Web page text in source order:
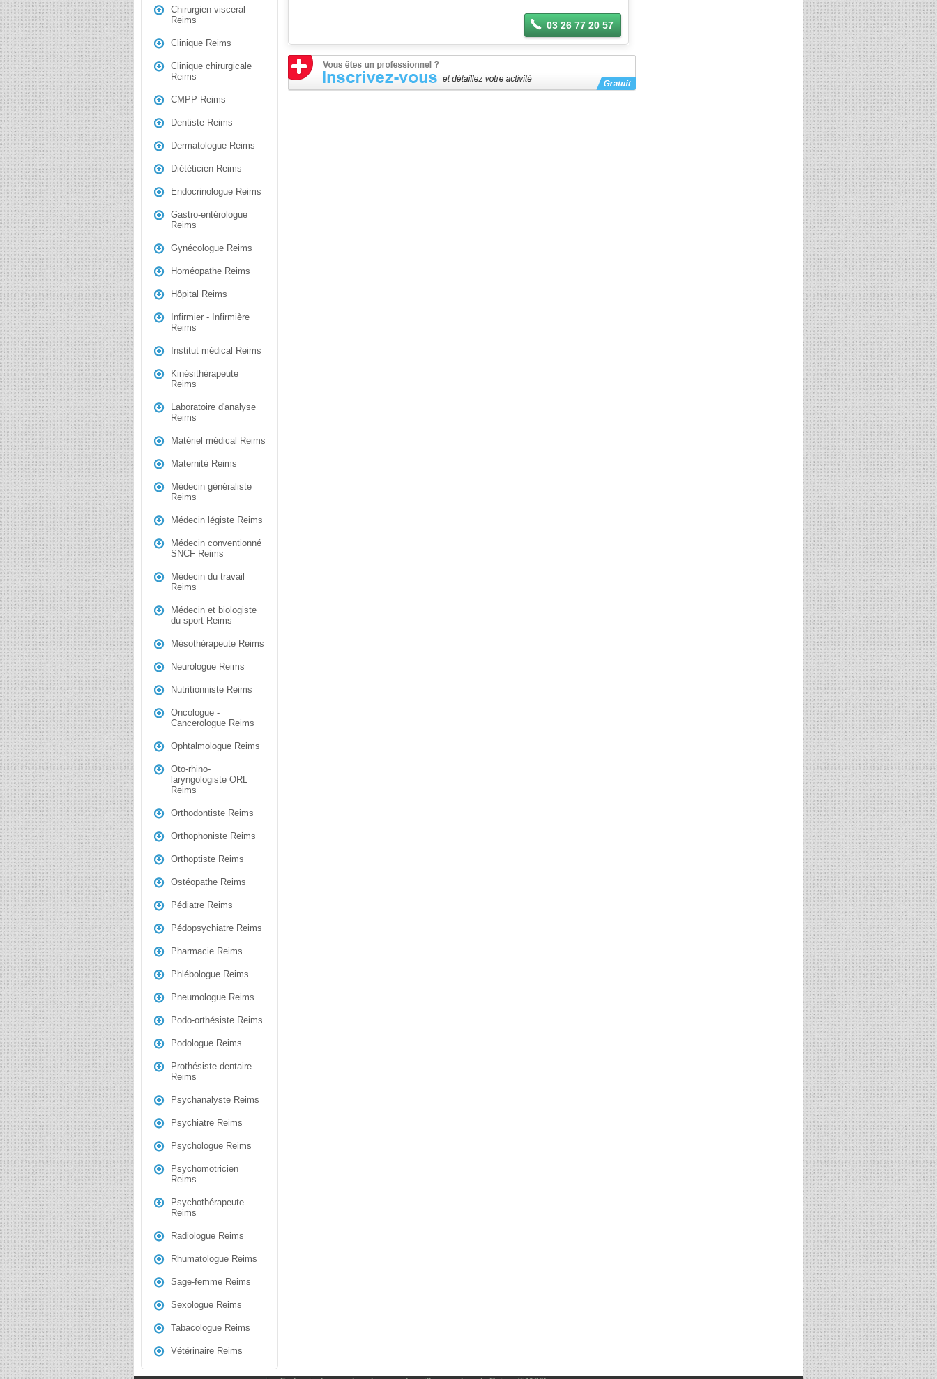
Chirurgien visceral
Reims
Clinique Reims
Clinique chirurgicale
Reims
CMPP Reims
Dentiste Reims
Dermatologue Reims
Diététicien Reims
Endocrinologue Reims
Gastro-entérologue
Reims
Gynécologue Reims
Homéopathe Reims
Hôpital Reims
Infirmier - Infirmière
Reims
Institut médical Reims
Kinésithérapeute
Reims
Laboratoire d'analyse
Reims
Matériel médical Reims
Maternité Reims
Médecin généraliste
Reims
Médecin légiste Reims
Médecin conventionné
SNCF Reims
Médecin du travail
Reims
Médecin et biologiste
du sport Reims
Mésothérapeute Reims
Neurologue Reims
Nutritionniste Reims
Oncologue -
Cancerologue Reims
Ophtalmologue Reims
Oto-rhino-
laryngologiste ORL
Reims
Orthodontiste Reims
Orthophoniste Reims
Orthoptiste Reims
Ostéopathe Reims
Pédiatre Reims
Pédopsychiatre Reims
Pharmacie Reims
Phlébologue Reims
Pneumologue Reims
Podo-orthésiste Reims
Podologue Reims
Prothésiste dentaire
Reims
Psychanalyste Reims
Psychiatre Reims
Psychologue Reims
Psychomotricien
Reims
Psychothérapeute
Reims
Radiologue Reims
Rhumatologue Reims
Sage-femme Reims
Sexologue Reims
Tabacologue Reims
Vétérinaire Reims
03 26 77 20 57